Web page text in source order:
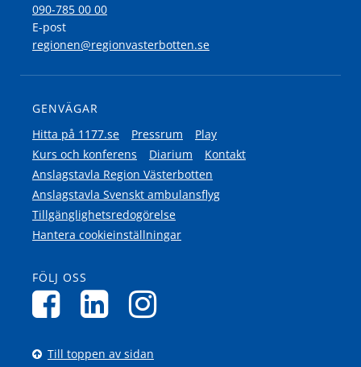
090-785 00 00
E-post
regionen@regionvasterbotten.se
GENVÄGAR
Hitta på 1177.se
Pressrum
Play
Kurs och konferens
Diarium
Kontakt
Anslagstavla Region Västerbotten
Anslagstavla Svenskt ambulansflyg
Tillgänglighetsredogörelse
Hantera cookieinställningar
FÖLJ OSS
Till toppen av sidan